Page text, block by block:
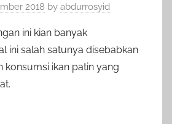
2018 by abdurrosyid
ini kian banyak
ini salah satunya disebabkan
konsumsi ikan patin yang